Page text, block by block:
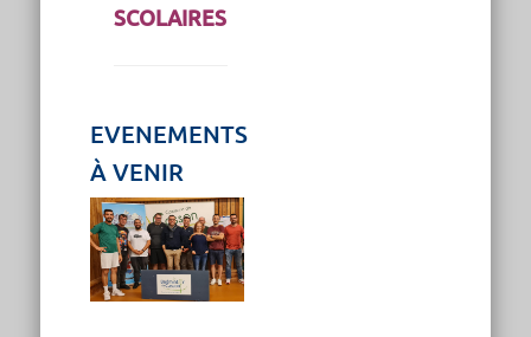
SCOLAIRES
EVENEMENTS
À VENIR